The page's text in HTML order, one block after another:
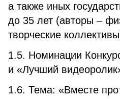
а также иных
до 35 лет (авторы –
творческие
1.5. Номинации
и «Лучший
1.6. Тема: «Вместе